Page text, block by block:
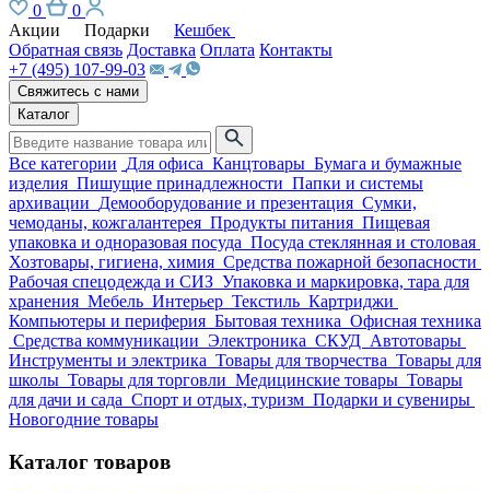
0
0
Акции
Подарки
Кешбек
Обратная связь Доставка Оплата Контакты
+7 (495) 107-99-03
Свяжитесь с нами
Каталог
Все категории Для офиса Канцтовары Бумага и бумажные
изделия Пишущие принадлежности Папки и системы
архивации Демооборудование и презентация Сумки,
чемоданы, кожгалантерея Продукты питания Пищевая
упаковка и одноразовая посуда Посуда стеклянная и столовая
Хозтовары, гигиена, химия Средства пожарной безопасности
Рабочая спецодежда и СИЗ Упаковка и маркировка, тара для
хранения Мебель Интерьер Текстиль Картриджи
Компьютеры и периферия Бытовая техника Офисная техника
Средства коммуникации Электроника СКУД Автотовары
Инструменты и электрика Товары для творчества Товары для
школы Товары для торговли Медицинские товары Товары
для дачи и сада Спорт и отдых, туризм Подарки и сувениры
Новогодние товары
Каталог товаров